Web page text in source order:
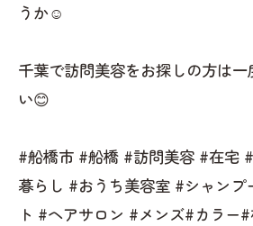
うか☺️
千葉で訪問美容をお探しの方は
い😊
#船橋市 #船橋 #訪問美容 #在宅
暮らし #おうち美容室 #シャンプ
ト #ヘアサロン #メンズ#カラー